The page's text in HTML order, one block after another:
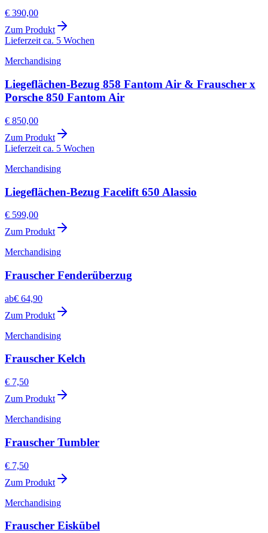
€ 390,00
Zum Produkt
Lieferzeit ca. 5 Wochen
Merchandising
Liegeflächen-Bezug 858 Fantom Air & Frauscher x
Porsche 850 Fantom Air
€ 850,00
Zum Produkt
Lieferzeit ca. 5 Wochen
Merchandising
Liegeflächen-Bezug Facelift 650 Alassio
€ 599,00
Zum Produkt
Merchandising
Frauscher Fenderüberzug
ab€ 64,90
Zum Produkt
Merchandising
Frauscher Kelch
€ 7,50
Zum Produkt
Merchandising
Frauscher Tumbler
€ 7,50
Zum Produkt
Merchandising
Frauscher Eiskübel